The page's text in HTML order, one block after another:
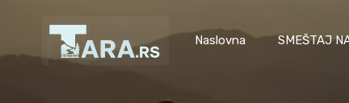
Naslovna SMEŠTAJ